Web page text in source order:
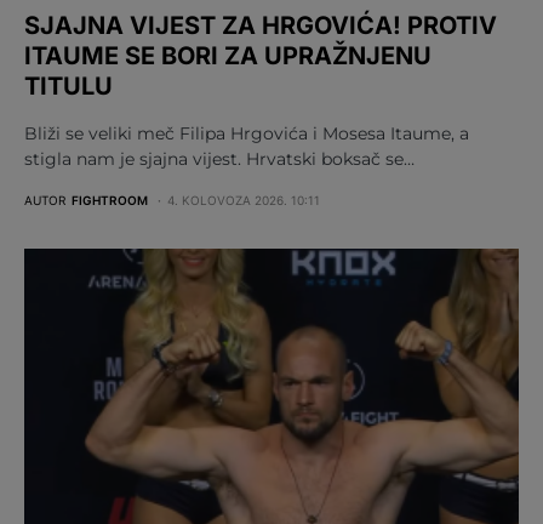
SJAJNA VIJEST ZA HRGOVIĆA! PROTIV
ITAUME SE BORI ZA UPRAŽNJENU
TITULU
Bliži se veliki meč Filipa Hrgovića i Mosesa Itaume, a
stigla nam je sjajna vijest. Hrvatski boksač se…
AUTOR FIGHTROOM 4. KOLOVOZA 2026. 10:11